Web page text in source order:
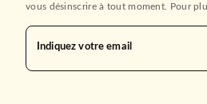
vous désinscrire à tout moment. Pour
Indiquez votre email